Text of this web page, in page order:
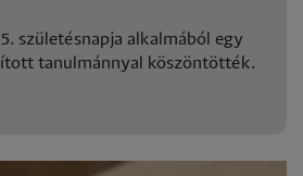
születésnapja alkalmából egy
tanulmánnyal köszöntötték.